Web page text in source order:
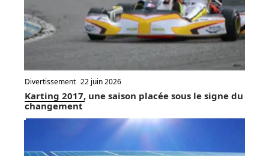
Divertissement 22 juin 2026
Karting 2017, une saison placée sous le signe du
changement